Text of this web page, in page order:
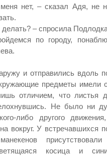
нет, – сказал Адя, не
– спросила
по городу,
и отправились вдоль
предметы имели
отличием, что листья
Не было ни
либо другого
вокруг. У встречавшихся
косица и